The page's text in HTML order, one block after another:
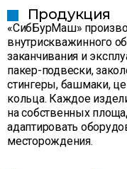
Продукция
«СибБурМаш»
внутрискважинного
заканчивания и
пакер-подвески,
стингеры, башмаки,
кольца. Каждое
на собственных
адаптировать
месторождения.